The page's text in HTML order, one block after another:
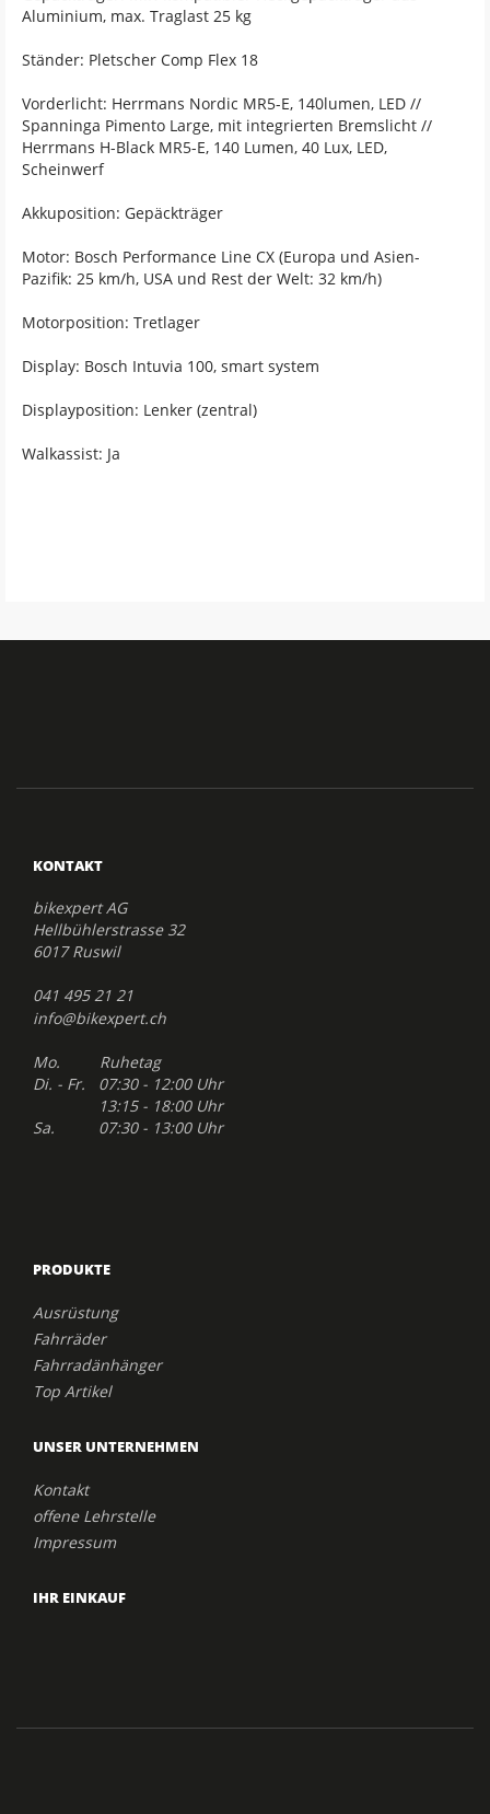
Aluminium, max. Traglast 25 kg
Ständer: Pletscher Comp Flex 18
Vorderlicht: Herrmans Nordic MR5-E, 140lumen, LED //
Spanninga Pimento Large, mit integrierten Bremslicht //
Herrmans H-Black MR5-E, 140 Lumen, 40 Lux, LED,
Scheinwerf
Akkuposition: Gepäckträger
Motor: Bosch Performance Line CX (Europa und Asien-
Pazifik: 25 km/h, USA und Rest der Welt: 32 km/h)
Motorposition: Tretlager
Display: Bosch Intuvia 100, smart system
Displayposition: Lenker (zentral)
Walkassist: Ja
KONTAKT
bikexpert AG
Hellbühlerstrasse 32
6017 Ruswil
041 495 21 21
info@bikexpert.ch
Mo. Ruhetag
Di. - Fr. 07:30 - 12:00 Uhr
13:15 - 18:00 Uhr
Sa. 07:30 - 13:00 Uhr
PRODUKTE
Ausrüstung
Fahrräder
Fahrradänhänger
Top Artikel
UNSER UNTERNEHMEN
Kontakt
offene Lehrstelle
Impressum
IHR EINKAUF